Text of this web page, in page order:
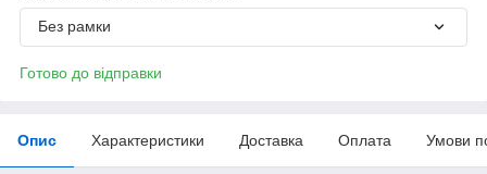
Без рамки
Готово до відправки
Опис Характеристики Доставка Оплата Умови